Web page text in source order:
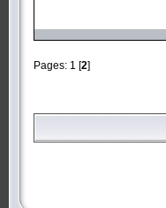
Pages: 1 [2]